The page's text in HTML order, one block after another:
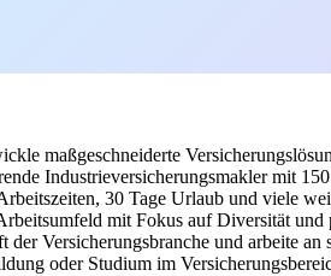
maßgeschneiderte
Industrieversicherungsmakler mit
30 Tage Urlaub und viele
mit Fokus auf Diversität
der Versicherungsbranche und arbeite an
oder Studium im